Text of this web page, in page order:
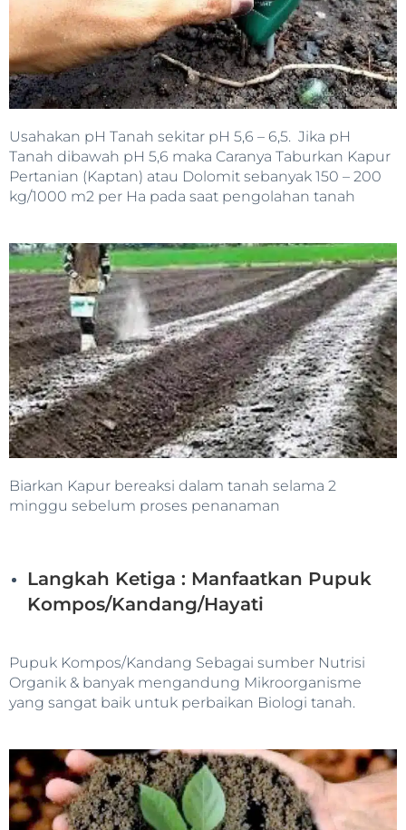
Usahakan pH Tanah sekitar pH 5,6 – 6,5. Jika pH
Tanah dibawah pH 5,6 maka Caranya Taburkan Kapur
Pertanian (Kaptan) atau Dolomit sebanyak 150 – 200
kg/1000 m2 per Ha pada saat pengolahan tanah
Biarkan Kapur bereaksi dalam tanah selama 2
minggu sebelum proses penanaman
Langkah Ketiga : Manfaatkan Pupuk
Kompos/Kandang/Hayati
Pupuk Kompos/Kandang Sebagai sumber Nutrisi
Organik & banyak mengandung Mikroorganisme
yang sangat baik untuk perbaikan Biologi tanah.